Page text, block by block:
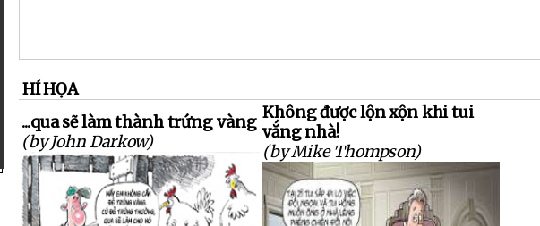
HÍ HỌA
...qua sẽ làm thành trứng vàng
(by John Darkow)
Không được lộn xộn khi tui
vắng nhà!
(by Mike Thompson)